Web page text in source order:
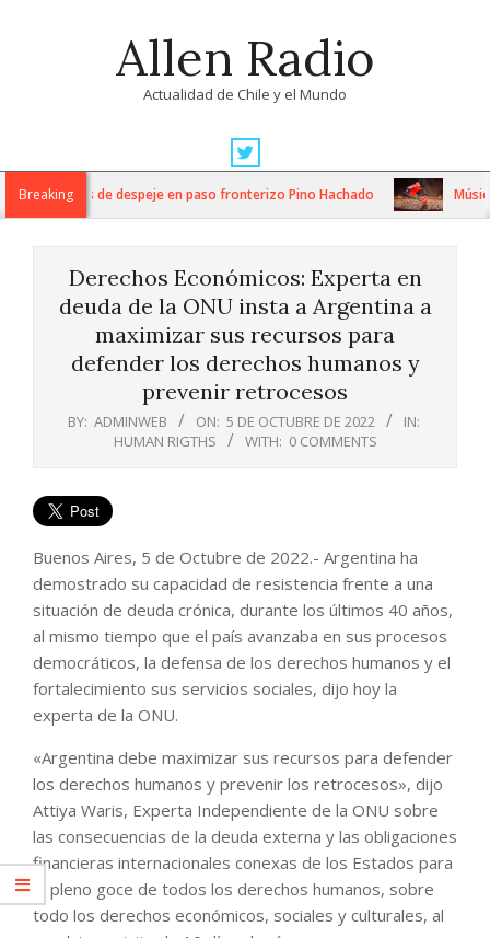
Allen Radio
Actualidad de Chile y el Mundo
Navigation
MenuBreaking
trabajos de despeje en paso fronterizo Pino Hachado Música:
Derechos Económicos: Experta en
deuda de la ONU insta a Argentina a
maximizar sus recursos para
defender los derechos humanos y
prevenir retrocesos
BY: ADMINWEB ON: 5 DE OCTUBRE DE 2022
IN:
HUMAN RIGTHS
WITH: 0 COMMENTS
Buenos Aires, 5 de Octubre de 2022.- Argentina ha
demostrado su capacidad de resistencia frente a una
situación de deuda crónica, durante los últimos 40 años,
al mismo tiempo que el país avanzaba en sus procesos
democráticos, la defensa de los derechos humanos y el
fortalecimiento sus servicios sociales, dijo hoy la
experta de la ONU.
«Argentina debe maximizar sus recursos para defender
los derechos humanos y prevenir los retrocesos», dijo
Attiya Waris, Experta Independiente de la ONU sobre
las consecuencias de la deuda externa y las obligaciones
financieras internacionales conexas de los Estados para
el pleno goce de todos los derechos humanos, sobre
todo los derechos económicos, sociales y culturales, al